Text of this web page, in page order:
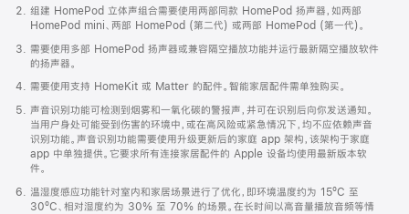
打
开)
组建 HomePod 立体声组合需要使用两部同款 HomePod 扬声器，如两部
HomePod mini、两部 HomePod (第二代) 或两部 HomePod (第一代)。
需要使用多部 HomePod 扬声器或兼容隔空播放功能并运行最新隔空播放软件
的扬声器。
需要使用支持 HomeKit 或 Matter 的配件。智能家居配件需单独购买。
声音识别功能可检测到烟雾和一氧化碳的警报声，并可在识别后向你发送通知。
当用户身处可能受到伤害的环境中，或在高风险或紧急情况下，均不应依赖声音
识别功能。声音识别功能需要使用升级更新后的家庭 app 架构，该架构于家庭
app 中单独提供。它要求所有连接家居配件的 Apple 设备均使用最新版本软
件。
温湿度感应功能针对室内和家居场景进行了优化，即环境温度约为 15ºC 至
30ºC、相对湿度约为 30% 至 70% 的场景。在长时间以高音量播放音频等情